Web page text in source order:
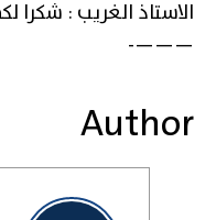
الاستاذ الغريب : شكرا
———-
Author